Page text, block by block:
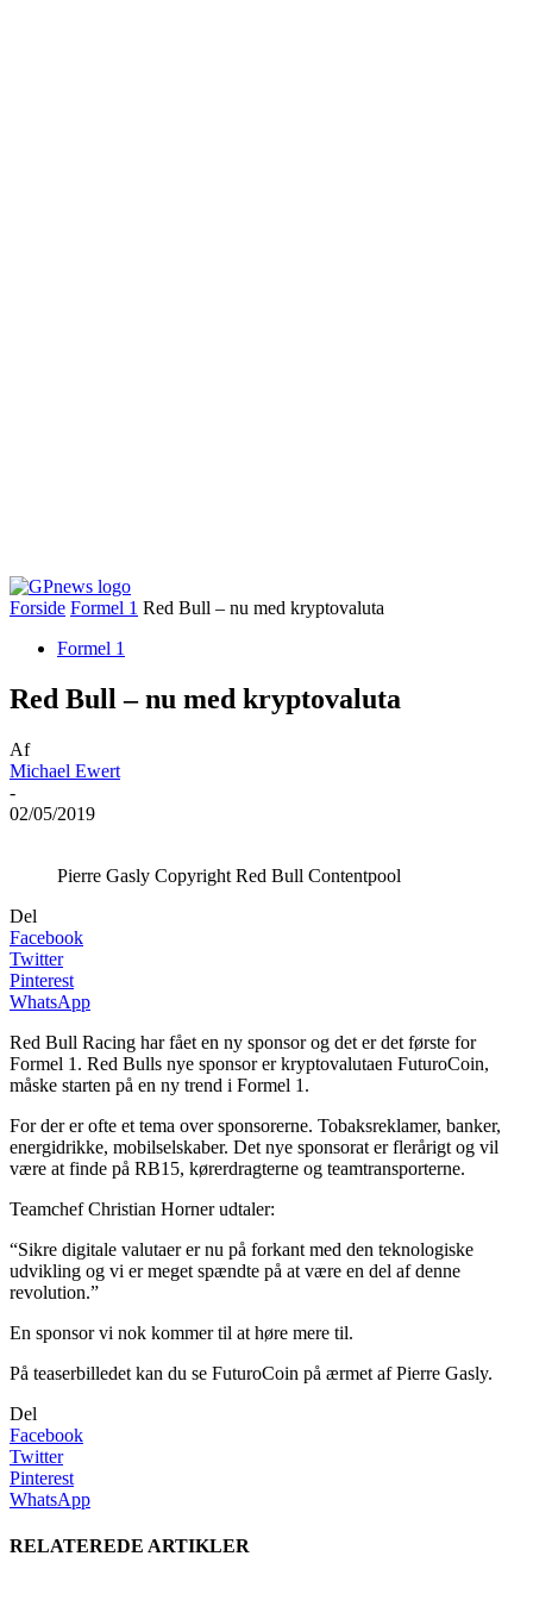
Forside Formel 1 Red Bull – nu med kryptovaluta
Formel 1
Red Bull – nu med kryptovaluta
Af
Michael Ewert
-
02/05/2019
Pierre Gasly Copyright Red Bull Contentpool
Del
Facebook
Twitter
Pinterest
WhatsApp
Red Bull Racing har fået en ny sponsor og det er det første for
Formel 1. Red Bulls nye sponsor er kryptovalutaen FuturoCoin,
måske starten på en ny trend i Formel 1.
For der er ofte et tema over sponsorerne. Tobaksreklamer, banker,
energidrikke, mobilselskaber. Det nye sponsorat er flerårigt og vil
være at finde på RB15, kørerdragterne og teamtransporterne.
Teamchef Christian Horner udtaler:
“Sikre digitale valutaer er nu på forkant med den teknologiske
udvikling og vi er meget spændte på at være en del af denne
revolution.”
En sponsor vi nok kommer til at høre mere til.
På teaserbilledet kan du se FuturoCoin på ærmet af Pierre Gasly.
Del
Facebook
Twitter
Pinterest
WhatsApp
RELATEREDE ARTIKLER